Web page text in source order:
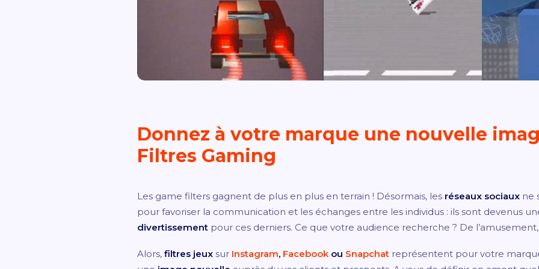
Donnez à votre marque une nouvelle
Filtres Gaming
Les game filters gagnent de plus en plus en terrain ! Désormais, les réseaux sociaux ne
pour favoriser la communication et les échanges entre les individus : ils sont devenus
divertissement pour ces derniers. Ce que votre audience recherche ? De
Alors, filtres jeux sur Instagram, Facebook ou Snapchat représentent pour votre